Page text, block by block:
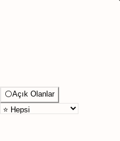
⚪Açık Olanlar